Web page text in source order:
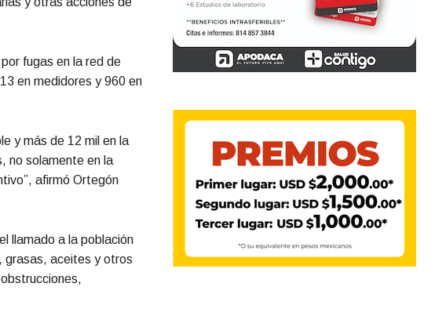
fugas en la red de
en medidores y 960 en
y más de 12 mil en la
no solamente en la
afirmó Ortegón
llamado a la población
grasas, aceites y otros